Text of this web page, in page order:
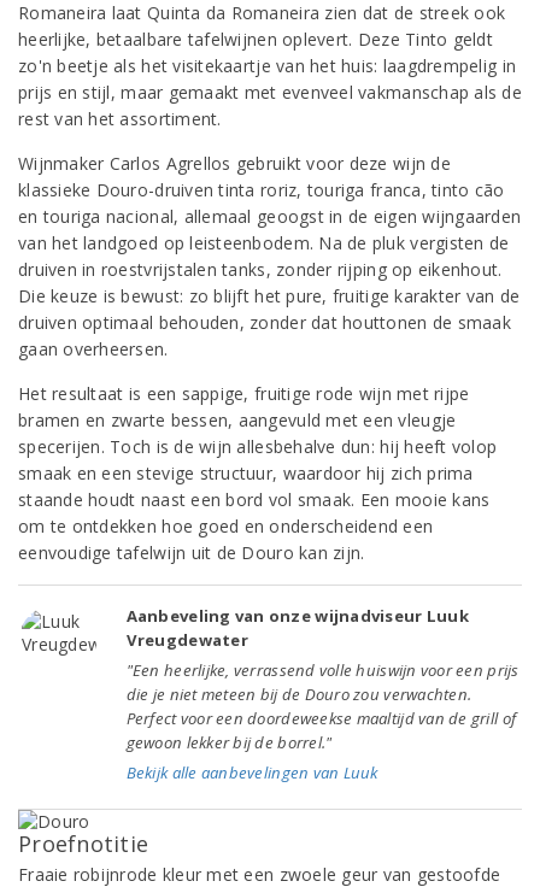
Romaneira laat Quinta da Romaneira zien dat de streek ook
heerlijke, betaalbare tafelwijnen oplevert. Deze Tinto geldt
zo'n beetje als het visitekaartje van het huis: laagdrempelig in
prijs en stijl, maar gemaakt met evenveel vakmanschap als de
rest van het assortiment.
Wijnmaker Carlos Agrellos gebruikt voor deze wijn de
klassieke Douro-druiven tinta roriz, touriga franca, tinto cão
en touriga nacional, allemaal geoogst in de eigen wijngaarden
van het landgoed op leisteenbodem. Na de pluk vergisten de
druiven in roestvrijstalen tanks, zonder rijping op eikenhout.
Die keuze is bewust: zo blijft het pure, fruitige karakter van de
druiven optimaal behouden, zonder dat houttonen de smaak
gaan overheersen.
Het resultaat is een sappige, fruitige rode wijn met rijpe
bramen en zwarte bessen, aangevuld met een vleugje
specerijen. Toch is de wijn allesbehalve dun: hij heeft volop
smaak en een stevige structuur, waardoor hij zich prima
staande houdt naast een bord vol smaak. Een mooie kans
om te ontdekken hoe goed en onderscheidend een
eenvoudige tafelwijn uit de Douro kan zijn.
Aanbeveling van onze wijnadviseur Luuk
Vreugdewater
"Een heerlijke, verrassend volle huiswijn voor een prijs
die je niet meteen bij de Douro zou verwachten.
Perfect voor een doordeweekse maaltijd van de grill of
gewoon lekker bij de borrel."
Bekijk alle aanbevelingen van Luuk
Proefnotitie
Fraaie robijnrode kleur met een zwoele geur van gestoofde